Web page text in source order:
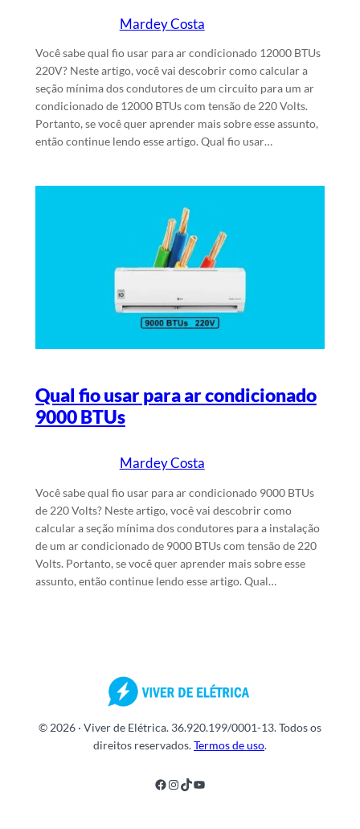
Mardey Costa
Você sabe qual fio usar para ar condicionado 12000 BTUs
220V? Neste artigo, você vai descobrir como calcular a
seção mínima dos condutores de um circuito para um ar
condicionado de 12000 BTUs com tensão de 220 Volts.
Portanto, se você quer aprender mais sobre esse assunto,
então continue lendo esse artigo. Qual fio usar…
Qual fio usar para ar condicionado
9000 BTUs
Mardey Costa
Você sabe qual fio usar para ar condicionado 9000 BTUs
de 220 Volts? Neste artigo, você vai descobrir como
calcular a seção mínima dos condutores para a instalação
de um ar condicionado de 9000 BTUs com tensão de 220
Volts. Portanto, se você quer aprender mais sobre esse
assunto, então continue lendo esse artigo. Qual…
© 2026 · Viver de Elétrica. 36.920.199/0001-13. Todos os
direitos reservados.Termos de uso.
Facebook Instagram TikTok Youtube